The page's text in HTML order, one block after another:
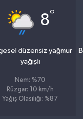
8°
düzensiz yağmur
yağışlı
Nem: %70
Rüzgar: 10 km/h
Yağış Olasılığı: %87